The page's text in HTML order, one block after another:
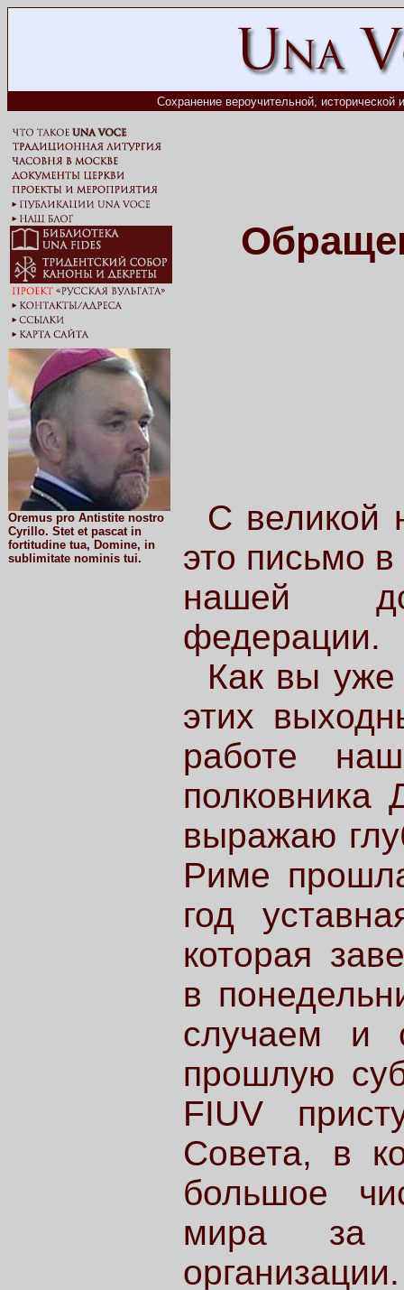
Сохранение вероучительной, исторической
Oremus pro Antistite nostro
Cyrillo. Stet et pascat in
fortitudine tua, Domine, in
sublimitate nominis tui.
C
это письмо
нашей
федерации.
Как вы уже
этих
работе
полковника
выражаю
Риме
год
которая
в
случаем и
прошлую
FIUV
Совета, в
большое
мира за